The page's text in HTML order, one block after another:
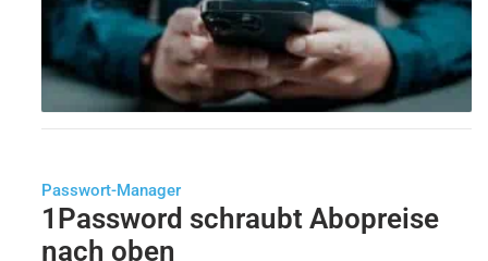
Passwort-Manager
1Password schraubt Abopreise
nach oben